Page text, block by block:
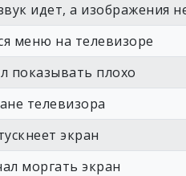
идет, а изображения
меню на телевизоре
показывать плохо
телевизора
экран
моргать экран